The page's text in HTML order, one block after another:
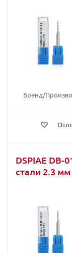
Бренд/
DSPIAE DB-
стали 2.3 мм